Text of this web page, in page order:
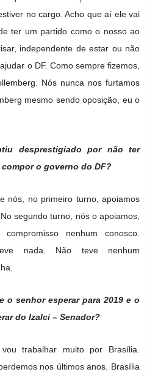
no cargo. Acho que aí ele vai
ter um partido como o nosso ao
independente de estar ou não
o DF. Como sempre fizemos,
Nós nunca nos furtamos
mesmo sendo oposição, eu o
desprestigiado por não ter
o governo do DF?
nós, no primeiro turno, apoiamos
segundo turno, nós o apoiamos,
nenhum conosco.
nada. Não teve nenhum
o senhor esperar para 2019 e o
do Izalci – Senador?
trabalhar muito por Brasília.
nos últimos anos. Brasília